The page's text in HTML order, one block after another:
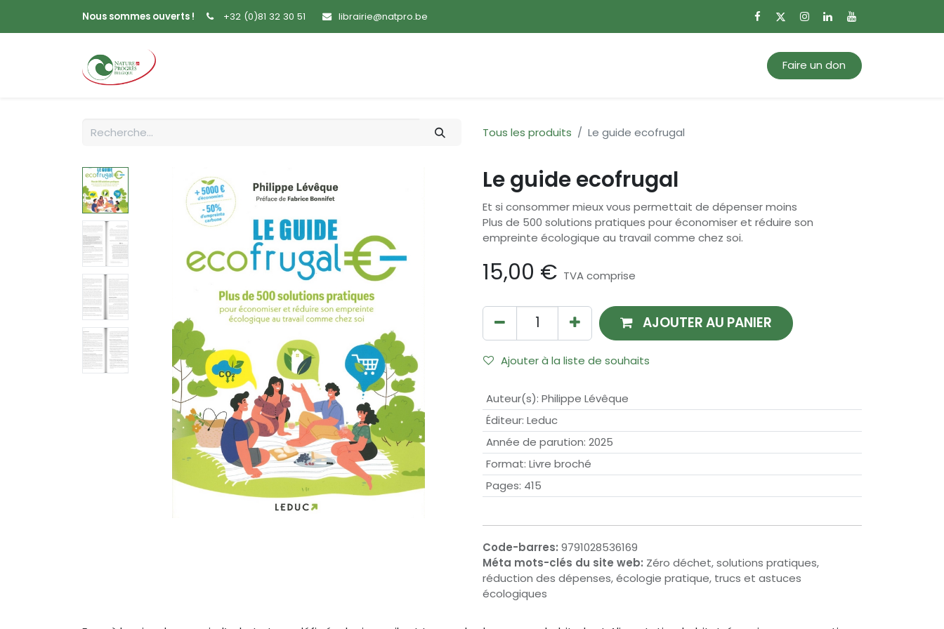
Nous sommes ouverts ! +32 (0)81 32 30 51 librairie@natpro.be
Faire un don
Tous les produits Le guide ecofrugal
Le guide ecofrugal
Et si consommer mieux vous permettait de dépenser moins
Plus de 500 solutions pratiques pour économiser et réduire son
empreinte écologique au travail comme chez soi.
15,00 € TVA comprise
AJOUTER AU PANIER
Ajouter à la liste de souhaits
Auteur(s): Philippe Lévêque
Éditeur: Leduc
Année de parution: 2025
Format: Livre broché
Pages: 415
Code-barres: 9791028536169
Méta mots-clés du site web: Zéro déchet, solutions pratiques,
réduction des dépenses, écologie pratique, trucs et astuces
écologiques